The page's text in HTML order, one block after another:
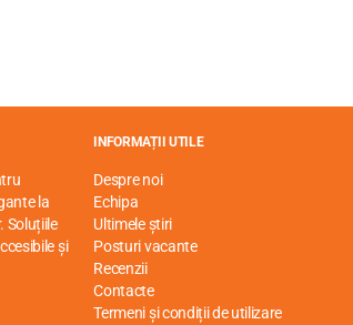
la
Soluțiile
și
INFORMAȚII UTILE
Despre noi
Echipa
Ultimele știri
Posturi vacante
Recenzii
Contacte
Termeni și condiții de utilizare